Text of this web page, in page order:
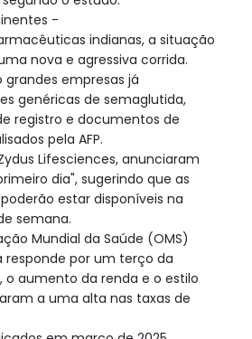
-
indianas, a situação
nova e agressiva corrida.
empresas já
genéricas de semaglutida,
registro e documentos de
pela AFP.
Lifesciences, anunciaram
dia", sugerindo que as
estar disponíveis na
semana.
Mundial da Saúde (OMS)
responde por um terço da
o aumento da renda e o estilo
a uma alta nas taxas de